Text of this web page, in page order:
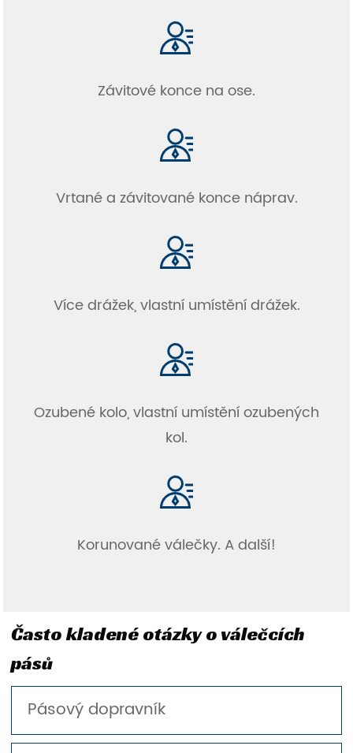
Závitové konce na ose.
Vrtané a závitované konce náprav.
Více drážek, vlastní umístění drážek.
Ozubené kolo, vlastní umístění ozubených
kol.
Korunované válečky. A další!
Často kladené otázky o válečcích
pásů
Pásový dopravník